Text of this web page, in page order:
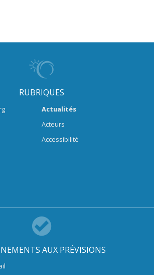
RUBRIQUES
Actualités
Acteurs
Accessibilité
AUX PRÉVISIONS